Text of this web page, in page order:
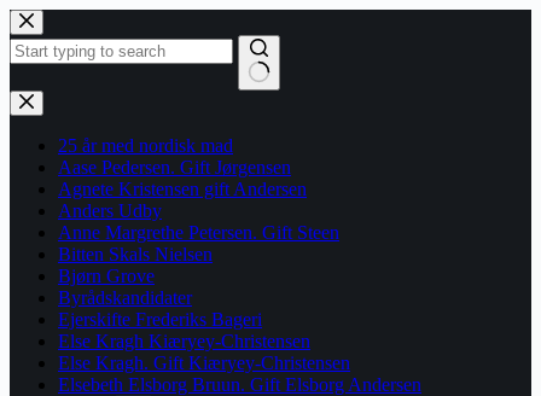
Fortsæt
til
indhold
Ingen
resultater
25 år med nordisk mad
Aase Pedersen. Gift Jørgensen
Agnete Kristensen gift Andersen
Anders Udby
Anne Margrethe Petersen. Gift Steen
Bitten Skals Nielsen
Bjørn Grove
Byrådskandidater
Ejerskifte Frederiks Bageri
Else Kragh Kiæryey-Christensen
Else Kragh. Gift Kiæryey-Christensen
Elsebeth Elsborg Bruun. Gift Elsborg Andersen